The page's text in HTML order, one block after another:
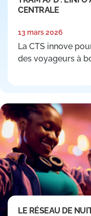
CENTRALE
13 mars 2026
La CTS innove
des voyageurs à
LE RÉSEAU DE